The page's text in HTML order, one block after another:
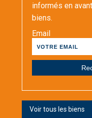
informés en
biens.
Email
Voir tous les biens